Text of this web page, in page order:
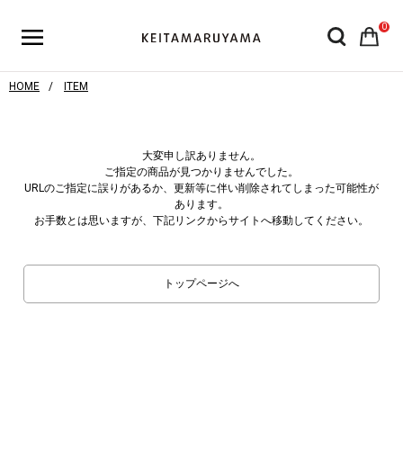
0
HOME ITEM
大変申し訳ありません。
ご指定の商品が見つかりませんでした。
URLのご指定に誤りがあるか、更新等に伴い削除されてしまった可能性が
あります。
お手数とは思いますが、下記リンクからサイトへ移動してください。
トップページへ